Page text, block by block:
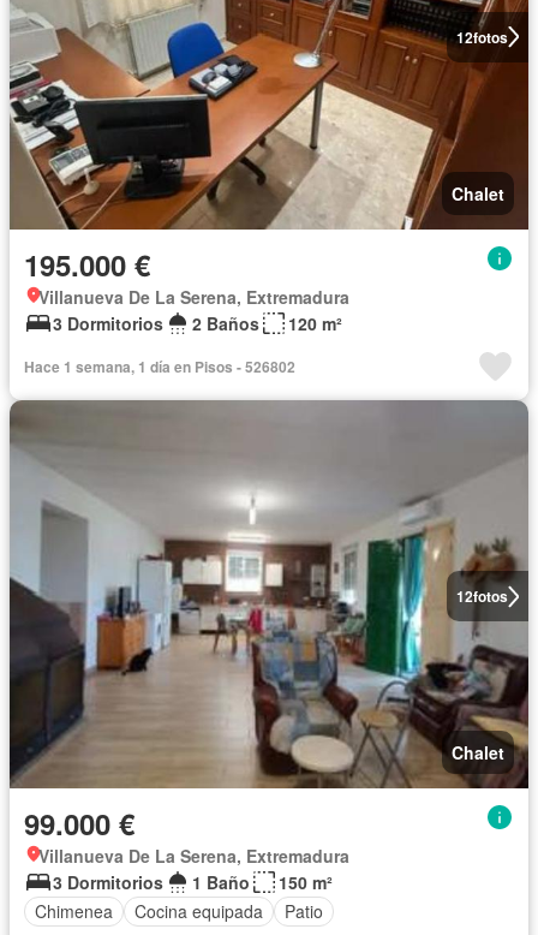
12fotos
Chalet
195.000 €
Villanueva De La Serena, Extremadura
3 Dormitorios
2 Baños 120 m²
Hace 1 semana, 1 día en Pisos - 526802
12fotos
Chalet
99.000 €
Villanueva De La Serena, Extremadura
3 Dormitorios
1 Baño
150 m²
Chimenea
Cocina equipada Patio